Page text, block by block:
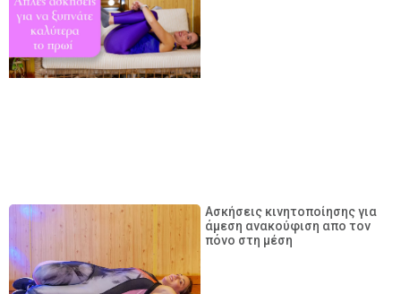
Ασκήσεις κινητοποίησης για
άμεση ανακούφιση απο τον
πόνο στη μέση